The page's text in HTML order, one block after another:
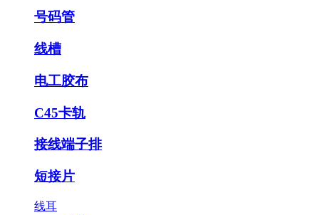
号码管
线槽
电工胶布
C45卡轨
接线端子排
短接片
线耳